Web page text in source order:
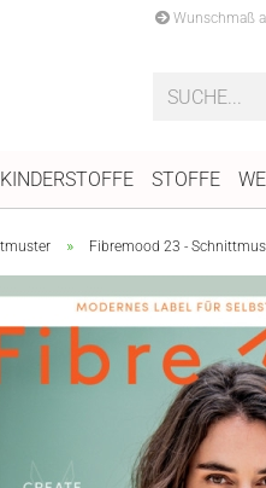
Wunschmaß
KINDERSTOFFE STOFFE
» Fibremood 23 -